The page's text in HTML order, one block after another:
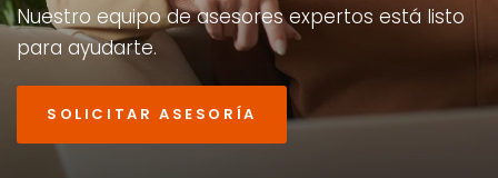
Nuestro equipo de asesores expertos está listo
para ayudarte.
SOLICITAR ASESORÍA